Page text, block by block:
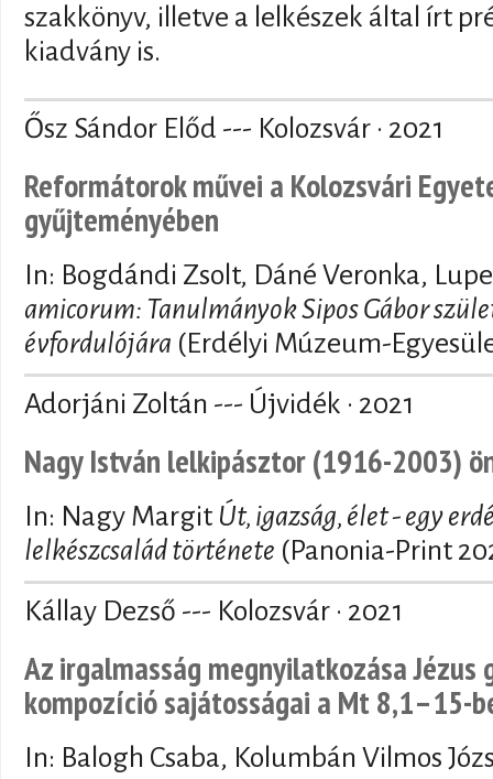
szakkönyv, illetve a lelkészek által írt
kiadvány is.
Ősz Sándor Előd --- Kolozsvár · 2021
Reformátorok művei a Kolozsvári
gyűjteményében
In: Bogdándi Zsolt, Dáné Veronka,
amicorum: Tanulmányok Sipos Gábor
évfordulójára (Erdélyi Múzeum-
Adorjáni Zoltán --- Újvidék · 2021
Nagy István lelkipásztor (1916-2003)
In: Nagy Margit Út, igazság, élet - egy
lelkészcsalád története (Panonia-Print
Kállay Dezső --- Kolozsvár · 2021
Az irgalmasság megnyilatkozása
kompozíció sajátosságai a Mt 8,1–15-
In: Balogh Csaba, Kolumbán Vilmos